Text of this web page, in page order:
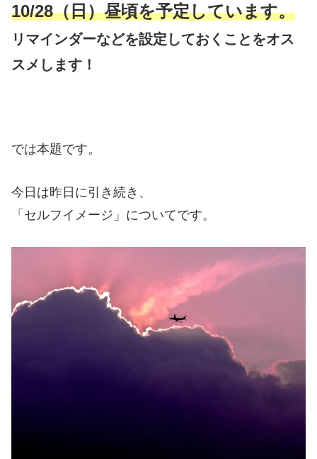
10/28（日）昼頃を予定しています。
リマインダーなどを設定しておくことをオス
スメします！
では本題です。
今日は昨日に引き続き、
「セルフイメージ」についてです。